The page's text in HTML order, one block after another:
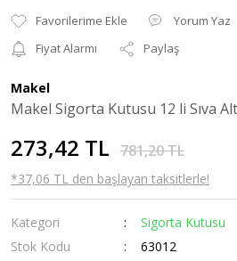
Yorum Yaz
Fiyat Alarmı
Paylaş
Makel
Makel Sigorta Kutusu 12 li Sıva
273,42 TL 781,20 TL
*37,06 TL den başlayan taksitlerle!
Kategori
Sigorta Kutusu
Stok Kodu
63012